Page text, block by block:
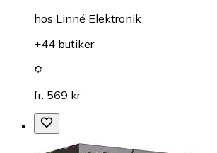
hos Linné Elektronik
+44 butiker
fr. 569 kr